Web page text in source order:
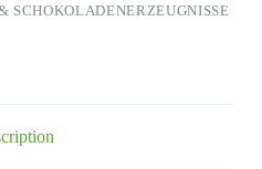
SCHOKOLADENERZEUGNISSE